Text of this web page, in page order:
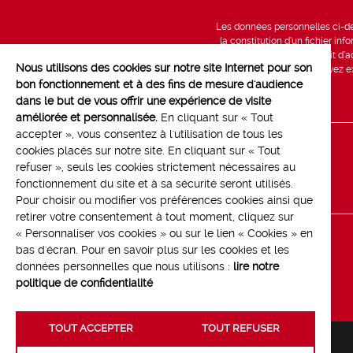
Les données personnelles ci-
la constitution d’un fichier
vous bénéficiez d’un droit
données, que vous pouvez
Line up
Contact
Nous utilisons des cookies sur notre site Internet pour son
bon fonctionnement et à des fins de mesure d'audience
dans le but de vous offrir une expérience de visite
améliorée et personnalisée. En cliquant sur « Tout
accepter », vous consentez à l'utilisation de tous les
cookies placés sur notre site. En cliquant sur « Tout
refuser », seuls les cookies strictement nécessaires au
fonctionnement du site et à sa sécurité seront utilisés.
Pour choisir ou modifier vos préférences cookies ainsi que
retirer votre consentement à tout moment, cliquez sur
« Personnaliser vos cookies » ou sur le lien « Cookies » en
bas d'écran. Pour en savoir plus sur les cookies et les
données personnelles que nous utilisons : lire notre
politique de confidentialité
TOUT ACCEPTER TOUT REFUSER